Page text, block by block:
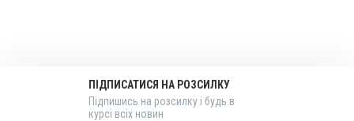
Застосування
ПІДПИСАТИСЯ НА РОЗСИЛКУ
Підпишись на розсилку і будь в
курсі всіх новин